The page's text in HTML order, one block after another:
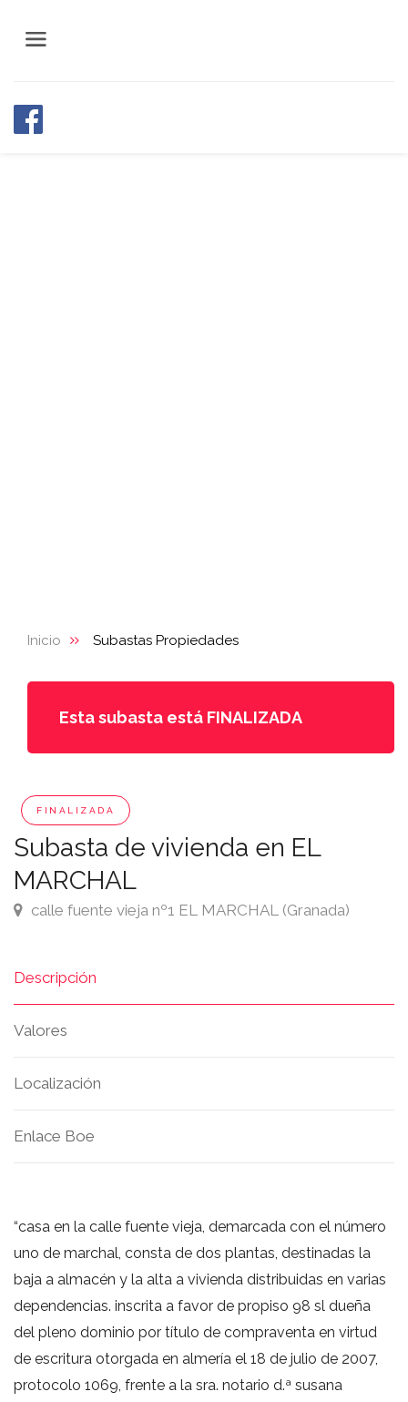
Inicio Subastas Propiedades
Esta subasta está FINALIZADA
FINALIZADA
Subasta de vivienda en EL
MARCHAL
calle fuente vieja nº1 EL MARCHAL (Granada)
Descripción
Valores
Localización
Enlace Boe
“casa en la calle fuente vieja, demarcada con el número
uno de marchal, consta de dos plantas, destinadas la
baja a almacén y la alta a vivienda distribuidas en varias
dependencias. inscrita a favor de propiso 98 sl dueña
del pleno dominio por título de compraventa en virtud
de escritura otorgada en almería el 18 de julio de 2007,
protocolo 1069, frente a la sra. notario d.ª susana